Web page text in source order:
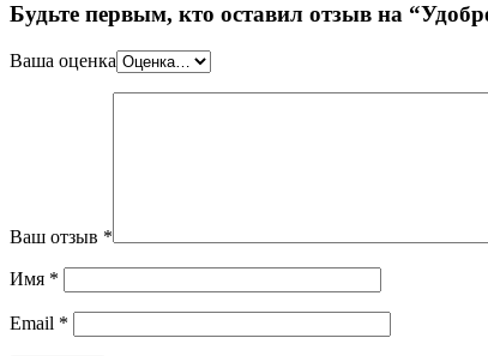
Будьте первым, кто оставил отзыв на
Ваша оценка
Ваш отзыв *
Имя *
Email *